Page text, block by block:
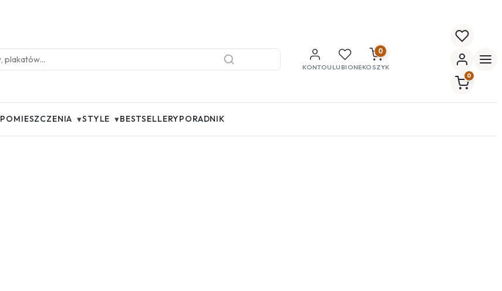
KONTOULUBIONE
0
KOSZYK
0
POMIESZCZENIA ▾STYLE ▾BESTSELLERYPORADNIK